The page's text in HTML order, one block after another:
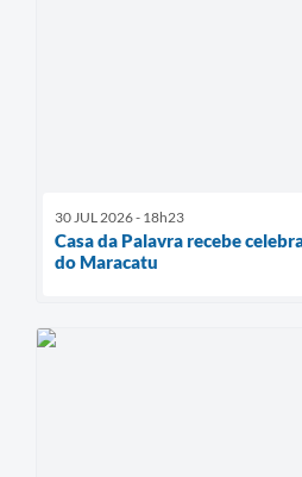
30 JUL 2026 - 18h23
Casa da Palavra recebe
do Maracatu